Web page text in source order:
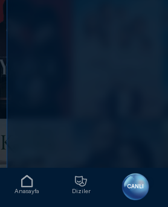
Anasayfa Diziler
CANLI